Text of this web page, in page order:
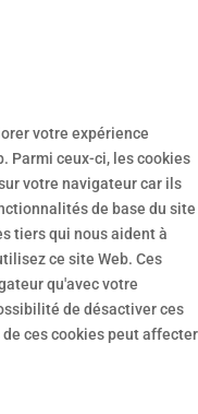
votre expérience
Parmi ceux-ci, les cookies
votre navigateur car ils
de base du site
tiers qui nous aident à
ce site Web. Ces
qu'avec votre
de désactiver ces
ces cookies peut affecter